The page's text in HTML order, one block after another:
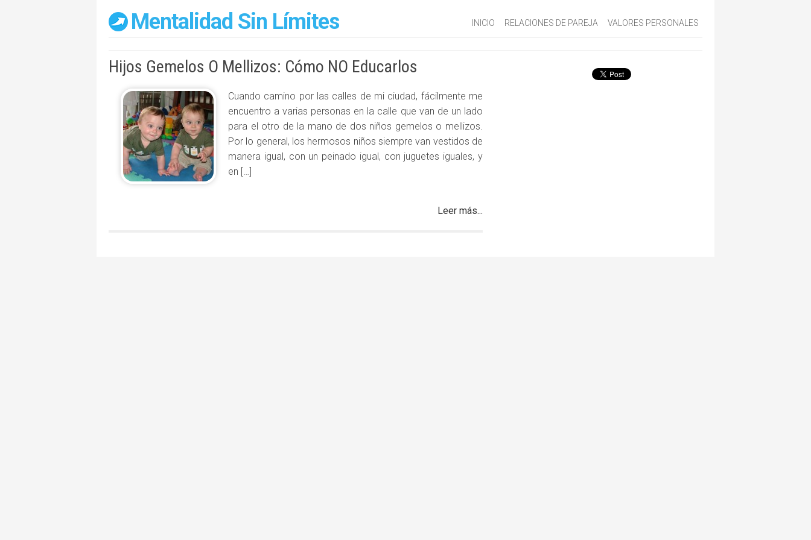
Mentalidad Sin Límites INICIO RELACIONES DE PAREJA VALORES PERSONALES
Hijos Gemelos O Mellizos: Cómo NO Educarlos
Cuando camino por las calles de mi ciudad, fácilmente me
encuentro a varias personas en la calle que van de un lado
para el otro de la mano de dos niños gemelos o mellizos.
Por lo general, los hermosos niños siempre van vestidos de
manera igual, con un peinado igual, con juguetes iguales, y
en […]
Leer más...